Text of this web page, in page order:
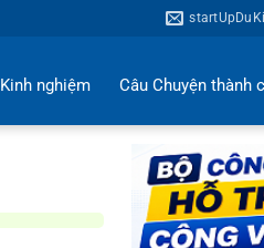
Kinh nghiệm Câu Chuyện thành